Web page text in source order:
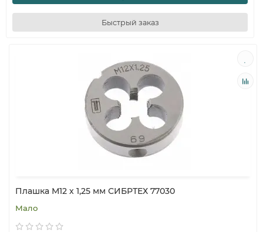
Быстрый заказ
Плашка М12 х 1,25 мм СИБРТЕХ 77030
Мало